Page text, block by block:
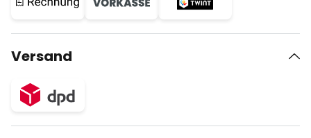
Versand